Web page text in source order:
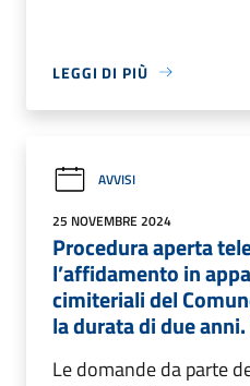
LEGGI DI PIÙ
AVVISI
25 NOVEMBRE 2024
Procedura aperta
l’affidamento in
cimiteriali del
la durata di due
Le domande da parte